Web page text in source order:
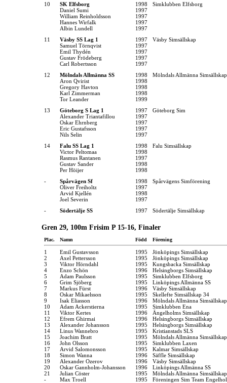
10
SK Elfsborg 1998
Simklubben Elfsborg
Daniel Sumi
1997
William Reinholdsson
1997
Hannes Wirfalk
1997
Albin Lundell
1997
11
Väsby SS Lag 1 1997
Väsby Simsällskap
Samuel Törnqvist
1997
Emil Thydén
1997
Gustav Frödeberg
1997
Carl Robertsson
1997
12
Mölndals Allmänna SS 1998
Mölndals Allmänna Simsällskap
Aron Qvirist
1998
Gregory Havton
1998
Karl Zimmerman
1998
Tor Leander
1999
13
Göteborg S Lag 1 1997
Göteborg Sim
Alexander Triantafillou
1997
Oskar Ehrnberg
1997
Eric Gustafsson
1997
Nils Selin
1997
14
Falu SS Lag 1 1998
Falu Simsällskap
Victor Peltomaa
1998
Rasmus Rantanen
1997
Gustav Sander
1998
Per Höijer
1998
-
Spårvägen Sf 1998
Spårvägens Simförening
Oliver Freiholtz
1997
Arvid Kjellén
1998
Joel Severin
1997
-
Södertälje SS 1997 Södertälje Simsällskap
Gren 29, 100m Frisim P 15-16, Finaler
Plac. Namn Född Förening
1 Emil Gustavsson 1995
Jönköpings Simsällskap
2
Axel Pettersson 1995
Jönköpings Simsällskap
3
Viktor Hörndahl 1995
Kungsbacka Simsällskap
4
Enzo Schön 1996
Helsingborgs Simsällskap
5
Adam Paulsson 1995
Simklubben Elfsborg
6
Grim Sjöberg 1995
Linköpings Allmänna SS
7
Markus Fürst 1996
Väsby Simsällskap
8
Oskar Mikaelsson 1995
Skellefte Simsällskap 34
9
Isak Eliasson 1996
Mölndals Allmänna Simsällskap
10
Adam Ackerstierna 1995
Simklubben Ena
11
Viktor Kertes 1996
Ängelholms Simsällskap
12
Efrem Ghirmai 1996
Helsingborgs Simsällskap
13
Alexander Johansson 1995
Helsingborgs Simsällskap
14
Linus Wannebro 1995
Kristianstads SLS
15
Joachim Bratt 1995
Mölndals Allmänna Simsällskap
16
John Olsson 1995
Simklubben Laxen
17
Arvid Salomonsson 1995
Kalmar Simsällskap
18
Simon Wanna 1996
Säffle Simsällskap
19
Alexander Ozerov 1996
Väsby Simsällskap
20
Oskar Gannholm-Johansson 1996
Linköpings Allmänna SS
21
Julian Cöster 1995
Mölndals Allmänna Simsällskap
-
Max Troell 1995 Föreningen Sim Team